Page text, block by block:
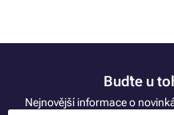
Buďte u
Nejnovější informace o